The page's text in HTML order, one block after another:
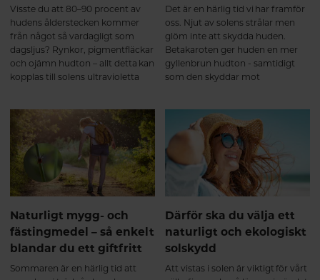
Visste du att 80–90 procent av
hudens ålderstecken kommer
från något så vardagligt som
dagsljus? Rynkor, pigmentfläckar
och ojämn hudton – allt detta kan
kopplas till solens ultravioletta
om de dagar du solar på
stranden, utan om all tid du
spenderar utomhus.
Det är en härlig tid vi har framför
oss. Njut av solens strålar men
glöm inte att skydda huden.
Betakaroten ger huden en mer
gyllenbrun hudton - samtidigt
som den skyddar mot
Naturligt mygg- och
fästingmedel – så enkelt
blandar du ett giftfritt
Sommaren är en härlig tid att
Därför ska du välja ett
naturligt och ekologiskt
solskydd
Att vistas i solen är viktigt för vårt